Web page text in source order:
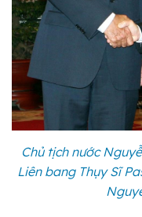
Chủ tịch nước
Liên bang Thụy Sĩ